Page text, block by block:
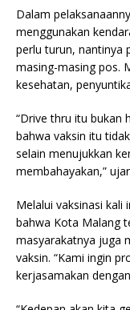
Dalam
menggunakan
perlu turun, nantinya
masing-masing pos.
kesehatan,
“Drive thru itu bukan
bahwa vaksin itu
selain menujukkan
membahayakan,”
Melalui vaksinasi kali
bahwa Kota Malang
masyarakatnya juga
vaksin. “Kami ingin
kerjasamakan